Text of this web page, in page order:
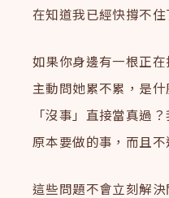
在知道我已經快撐不住
如果你身邊有一根正
主動問她累不累，是
「沒事」直接當真過
原本要做的事，而且不
這些問題不會立刻解